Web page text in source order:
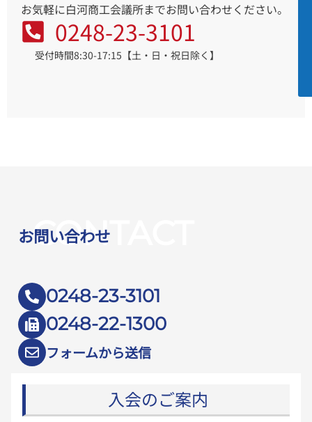
お気軽に白河商工会議所までお問い合わせください。
0248-23-3101
受付時間8:30-17:15【土・日・祝日除く】
CONTACT
お問い合わせ
0248-23-3101
0248-22-1300
フォームから送信
入会のご案内